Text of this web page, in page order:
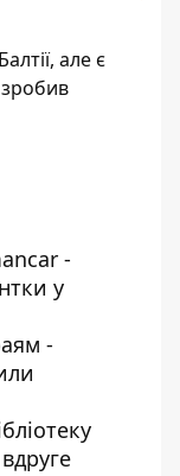
але є
-
у
-